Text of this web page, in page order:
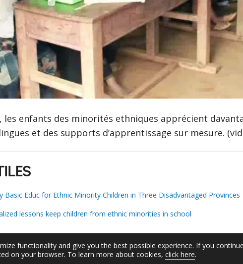
les enfants des minorités ethniques apprécient
et des supports d’apprentissage sur mesure.
Basic Educ for Ethnic Minority Children in Three Disadvantaged Provinces
lessons keep children from ethnic minorities in school
functionality and give you the best possible experience. If you
on your browser. To learn more about cookies, click here.